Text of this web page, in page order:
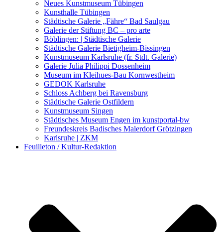
Kunstwettbewerbe, Ausschreibungen für Künstler
Neues Kunstmuseum Tübingen
Kunsthalle Tübingen
Städtische Galerie „Fähre“ Bad Saulgau
Galerie der Stiftung BC – pro arte
Böblingen: | Städtische Galerie
Städtische Galerie Bietigheim-Bissingen
Kunstmuseum Karlsruhe (fr. Stdt. Galerie)
Galerie Julia Philippi Dossenheim
Museum im Kleihues-Bau Kornwestheim
GEDOK Karlsruhe
Schloss Achberg bei Ravensburg
Städtische Galerie Ostfildern
Kunstmuseum Singen
Städtisches Museum Engen im kunstportal-bw
Freundeskreis Badisches Malerdorf Grötzingen
Karlsruhe | ZKM
Feuilleton / Kultur-Redaktion